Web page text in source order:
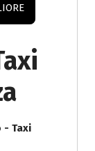
- Taxi